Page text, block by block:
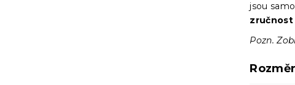
jsou
zručnost
Pozn.